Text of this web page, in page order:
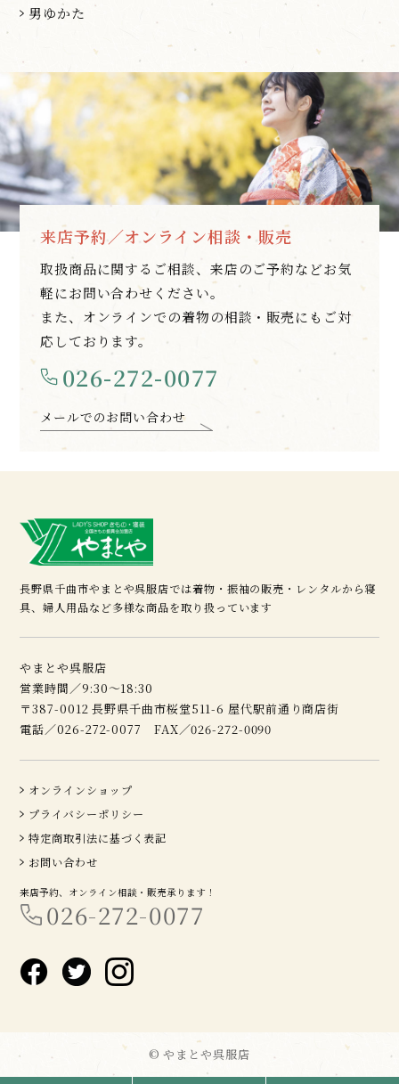
男ゆかた
来店予約／オンライン相談・販売
取扱商品に関するご相談、来店のご予約などお気
軽にお問い合わせください。
また、オンラインでの着物の相談・販売にもご対
応しております。
026-272-0077
メールでのお問い合わせ
長野県千曲市やまとや呉服店では着物・振袖の販売・レンタルから寝
具、婦人用品など多様な商品を取り扱っています
やまとや呉服店
営業時間／9:30～18:30
〒387-0012 長野県千曲市桜堂511-6 屋代駅前通り商店街
電話／026-272-0077 FAX／026-272-0090
オンラインショップ
プライバシーポリシー
特定商取引法に基づく表記
お問い合わせ
来店予約、オンライン相談・販売承ります！
026-272-0077
© やまとや呉服店